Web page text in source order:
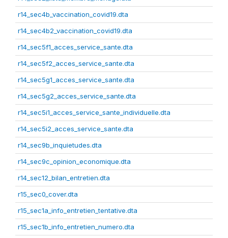
r14_sec4b_vaccination_covid19.dta
r14_sec4b2_vaccination_covid19.dta
r14_sec5f1_acces_service_sante.dta
r14_sec5f2_acces_service_sante.dta
r14_sec5g1_acces_service_sante.dta
r14_sec5g2_acces_service_sante.dta
r14_sec5i1_acces_service_sante_individuelle.dta
r14_sec5i2_acces_service_sante.dta
r14_sec9b_inquietudes.dta
r14_sec9c_opinion_economique.dta
r14_sec12_bilan_entretien.dta
r15_sec0_cover.dta
r15_sec1a_info_entretien_tentative.dta
r15_sec1b_info_entretien_numero.dta